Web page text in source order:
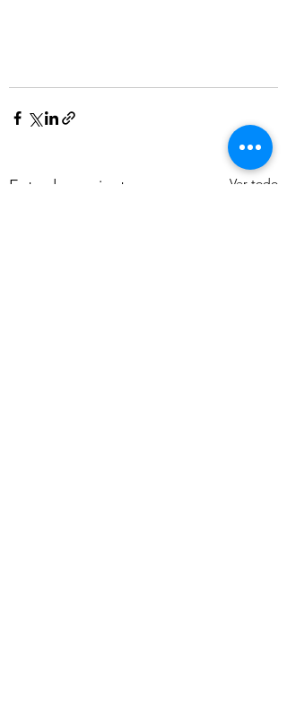
Entradas recientes Ver todo